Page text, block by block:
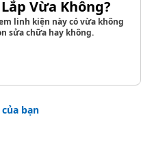
Vừa Không?
linh kiện này có vừa không
sửa chữa hay không.
bạn